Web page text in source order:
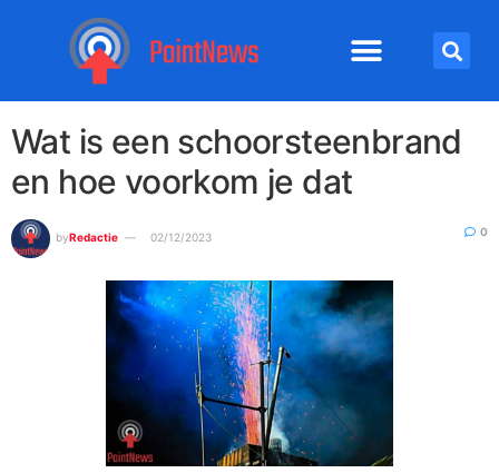
Wat is een schoorsteenbrand
en hoe voorkom je dat
byRedactie 02/12/2023 0